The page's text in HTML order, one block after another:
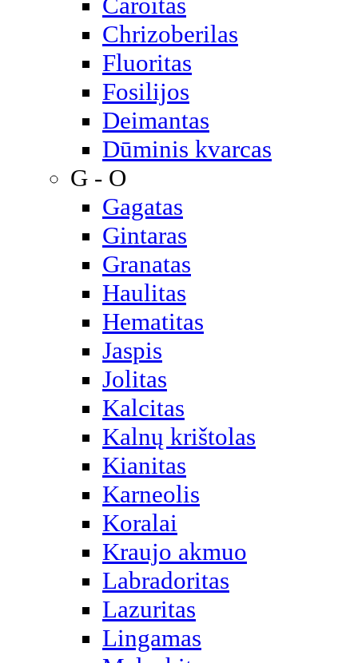
Chrizoberilas
Fluoritas
Fosilijos
Deimantas
Dūminis kvarcas
G - O
Gagatas
Gintaras
Granatas
Haulitas
Hematitas
Jaspis
Jolitas
Kalcitas
Kalnų krištolas
Kianitas
Karneolis
Koralai
Kraujo akmuo
Labradoritas
Lazuritas
Lingamas